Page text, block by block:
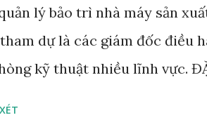
lý bảo trì nhà máy sản
dự là các giám đốc điều
kỹ thuật nhiều lĩnh vực.